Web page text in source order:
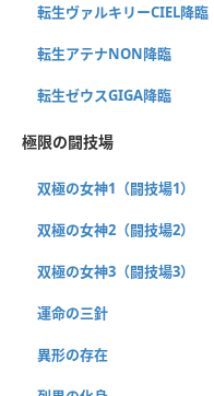
転生ヴァルキリーCIEL降臨
転生アテナNON降臨
転生ゼウスGIGA降臨
極限の闘技場
双極の女神1（闘技場1）
双極の女神2（闘技場2）
双極の女神3（闘技場3）
運命の三針
異形の存在